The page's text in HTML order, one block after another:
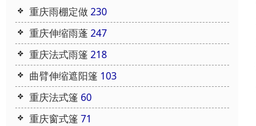
重庆雨棚定做230
重庆伸缩雨蓬247
重庆法式雨篷 218
曲臂伸缩遮阳篷 103
重庆法式篷 60
重庆窗式篷 71